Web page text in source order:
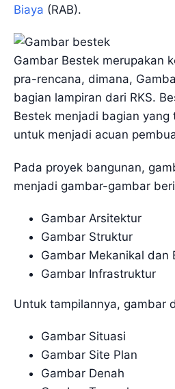
Biaya (RAB).
Gambar Bestek merupakan
pra-rencana, dimana,
bagian lampiran dari RKS.
Bestek menjadi bagian yang
untuk menjadi acuan
Pada proyek bangunan,
menjadi gambar-gambar
Gambar Arsitektur
Gambar Struktur
Gambar Mekanikal dan
Gambar Infrastruktur
Untuk tampilannya, gambar
Gambar Situasi
Gambar Site Plan
Gambar Denah